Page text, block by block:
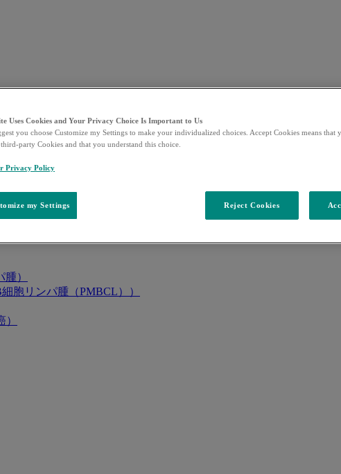
）
）
胞リンパ腫（PMBCL））
Uses Cookies and Your Privacy Choice Is Important to Us
you choose Customize my Settings to make your individualized choices. Accept Cookies means that
third-party Cookies and that you understand this choice.
Privacy Policy
my Settings Reject Cookies